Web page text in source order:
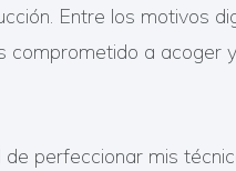
Entre los motivos
comprometido a acoger
perfeccionar mis